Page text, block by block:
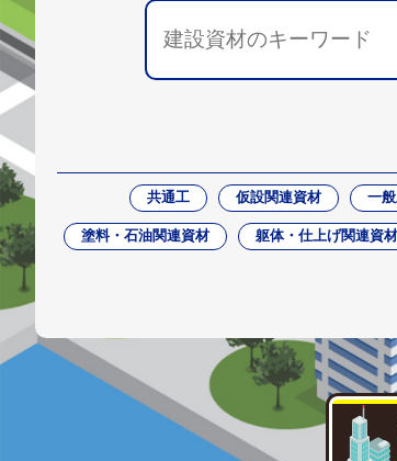
共通工 仮設関連資材 一
塗料・石油関連資材 躯体・仕上げ関連資材